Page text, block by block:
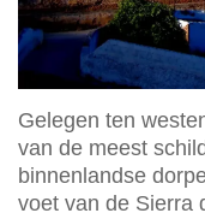
Gelegen ten
van de meest
binnenlandse
voet van de Sierra